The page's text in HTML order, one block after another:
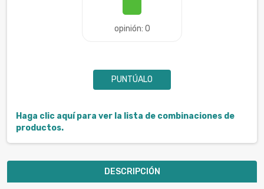
opinión: 0
PUNTÚALO
Haga clic aquí para ver la lista de combinaciones de
productos.
DESCRIPCIÓN